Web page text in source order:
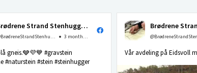
Brødrene Strand Stenhuggeri as
@BrødreneStrandStenhuggerias 3 months ago
gneis.🩶💜💙 #gravstein
#naturstein #stein #steinhugger
Vår avdeling på Eidsvoll